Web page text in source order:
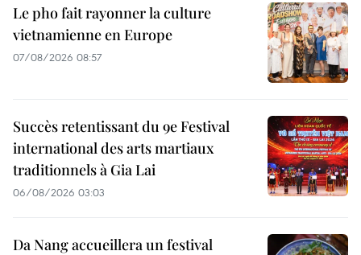
Le pho fait rayonner la culture
vietnamienne en Europe
07/08/2026 08:57
Succès retentissant du 9e Festival
international des arts martiaux
traditionnels à Gia Lai
06/08/2026 03:03
Da Nang accueillera un festival